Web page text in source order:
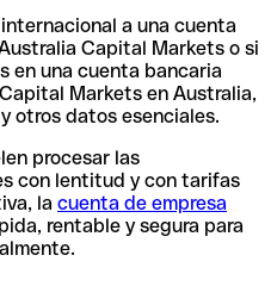
a una cuenta
Capital Markets o si
en una cuenta bancaria
Markets en Australia,
otros datos esenciales.
procesar las
con lentitud y con tarifas
la cuenta de empresa
rentable y segura para